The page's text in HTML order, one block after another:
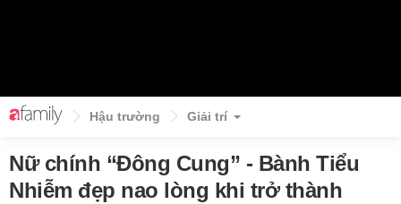
Hậu trường Giải trí
Nữ chính “Đông Cung” - Bành Tiểu
Nhiễm đẹp nao lòng khi trở thành